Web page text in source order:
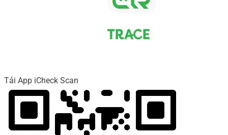
Tải App iCheck Scan